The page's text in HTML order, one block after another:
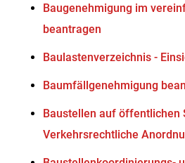
Baugenehmigung im
beantragen
Baulastenverzeichnis -
Baumfällgenehmigung
Baustellen auf öffentlichen
Verkehrsrechtliche